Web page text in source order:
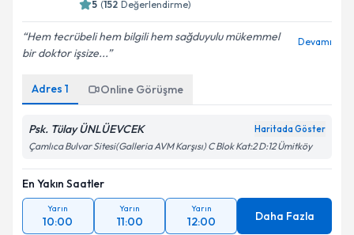
5 (152 Değerlendirme)
Hem tecrübeli hem bilgili hem sağduyulu mükemmel
bir doktor işsize...
Devamı
Adres 1 Online Görüşme
Psk. Tülay ÜNLÜEVCEK Haritada Göster
Çamlıca Bulvar Sitesi(Galleria AVM Karşısı) C Blok Kat:2 D:12 Ümitköy
En Yakın Saatler
Yarın
10:00
Yarın
11:00
Yarın
12:00 Daha Fazla